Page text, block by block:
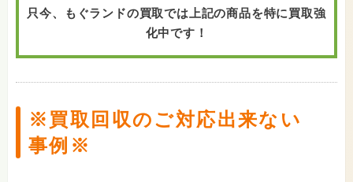
只今、もぐランドの買取では上記の商品を特に買取強
化中です！
※買取回収のご対応出来ない
事例※